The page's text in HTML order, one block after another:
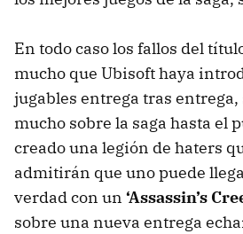
En todo caso los fallos del
mucho que Ubisoft haya
jugables entrega tras
mucho sobre la saga hasta el
creado una legión de haters
admitirán que uno puede
verdad con un ‘Assassin’s
sobre una nueva entrega